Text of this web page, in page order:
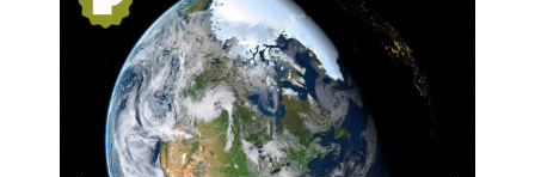
De Pangea a nosaltres:
la Terra es mou